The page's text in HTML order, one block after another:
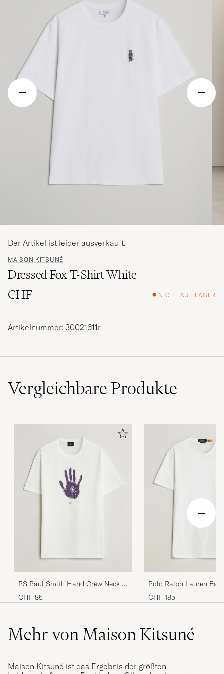
MAISON KITSUNÉ
Dressed Fox T-Shirt White
CHF
NICHT AUF LAGER
Der Artikel ist leider ausverkauft.
Artikelnummer: 30021611r
VergleichbareProdukte
PS Paul Smith Hand Crew Neck T-
Shirt White
CHF 85
Polo Ralph Lauren
Pocket Tee Newport
CHF 185
Mehr von Maison Kitsuné
Maison Kitsuné ist das Ergebnis der größten